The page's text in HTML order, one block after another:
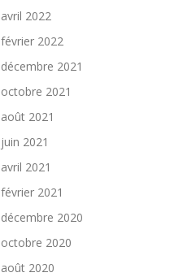
avril 2022
février 2022
décembre 2021
octobre 2021
août 2021
juin 2021
avril 2021
février 2021
décembre 2020
octobre 2020
août 2020